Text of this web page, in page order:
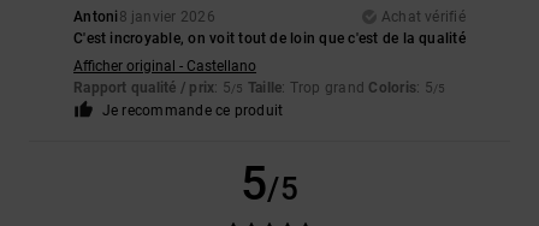
Antoni 8 janvier 2026
Achat vérifié
C'est incroyable, on voit tout de loin que c'est de la qualité
Afficher original - Castellano
Rapport qualité / prix: 5/5 Taille: Trop grand Coloris: 5/5
Je recommande ce produit
5/5